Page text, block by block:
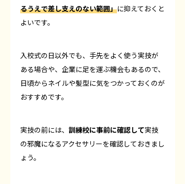
るうえで差し支えのない範囲」に抑えておくと
よいです。
入校式の日以外でも、手先をよく使う実技が
ある場合や、企業に足を運ぶ機会もあるので、
日頃からネイルや髪型に気をつかっておくのが
おすすめです。
実技の前には、 訓練校に事前に確認して実技
の邪魔になるアクセサリーを確認しておきまし
ょう。